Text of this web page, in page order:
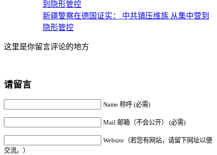
新疆警察在德国证实： 中共镇压维族 从集中营到
隐形管控
这里是你留言评论的地方
请留言
Name 称呼 (必需)
Mail 邮箱（不会公开） (必需)
Website（若您有网站，请留下网址以便
交流。）